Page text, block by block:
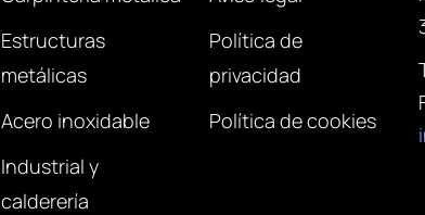
Estructuras
metálicas
Acero inoxidable
Industrial y
calderería
Política de
privacidad
Política de cookies